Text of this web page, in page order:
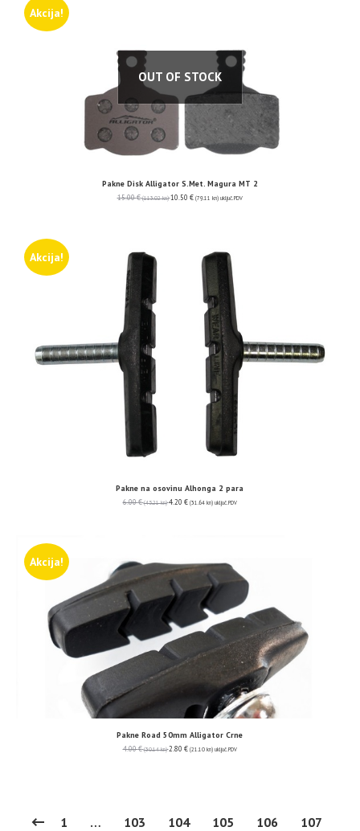
Akcija!
OUT OF STOCK
Pakne Disk Alligator S.Met. Magura MT 2
15.00€ (113.02 kn) 10.50 € (79.11 kn) uključ. PDV
Akcija!
Pakne na osovinu Alhonga 2 para
6.00€ (45.21 kn) 4.20 € (31.64 kn) uključ. PDV
Akcija!
Pakne Road 50mm Alligator Crne
4.00€ (30.14 kn) 2.80 € (21.10 kn) uključ. PDV
1 … 103 104 105 106 107